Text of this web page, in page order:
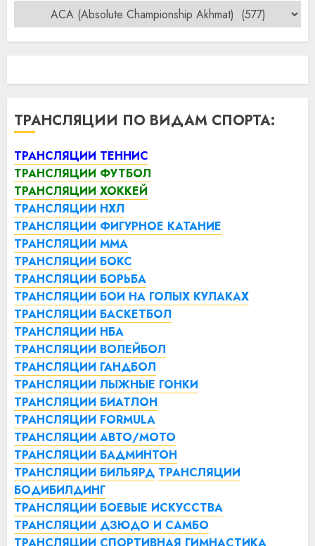
Рубрики
ТРАНСЛЯЦИИ ПО ВИДАМ СПОРТА:
ТРАНСЛЯЦИИ ТЕННИС
ТРАНСЛЯЦИИ ФУТБОЛ
ТРАНСЛЯЦИИ ХОККЕЙ
ТРАНСЛЯЦИИ НХЛ
ТРАНСЛЯЦИИ ФИГУРНОЕ КАТАНИЕ
ТРАНСЛЯЦИИ ММА
ТРАНСЛЯЦИИ БОКС
ТРАНСЛЯЦИИ БОРЬБА
ТРАНСЛЯЦИИ БОИ НА ГОЛЫХ КУЛАКАХ
ТРАНСЛЯЦИИ БАСКЕТБОЛ
ТРАНСЛЯЦИИ НБА
ТРАНСЛЯЦИИ ВОЛЕЙБОЛ
ТРАНСЛЯЦИИ ГАНДБОЛ
ТРАНСЛЯЦИИ ЛЫЖНЫЕ ГОНКИ
ТРАНСЛЯЦИИ БИАТЛОН
ТРАНСЛЯЦИИ FORMULA
ТРАНСЛЯЦИИ АВТО/МОТО
ТРАНСЛЯЦИИ БАДМИНТОН
ТРАНСЛЯЦИИ БИЛЬЯРД ТРАНСЛЯЦИИ
БОДИБИЛДИНГ
ТРАНСЛЯЦИИ БОЕВЫЕ ИСКУССТВА
ТРАНСЛЯЦИИ ДЗЮДО И САМБО